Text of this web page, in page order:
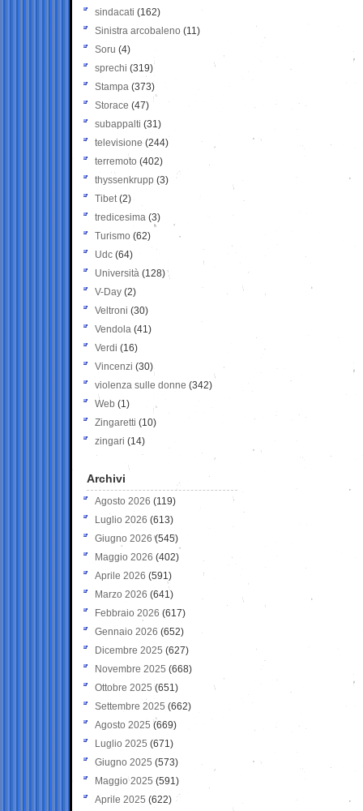
sindacati (162)
Sinistra arcobaleno (11)
Soru (4)
sprechi (319)
Stampa (373)
Storace (47)
subappalti (31)
televisione(244)
terremoto (402)
thyssenkrupp (3)
Tibet(2)
tredicesima (3)
Turismo (62)
Udc (64)
Università (128)
V-Day (2)
Veltroni (30)
Vendola (41)
Verdi (16)
Vincenzi (30)
violenza sulle donne (342)
Web (1)
Zingaretti (10)
zingari (14)
Archivi
Agosto 2026 (119)
Luglio 2026 (613)
Giugno 2026 (545)
Maggio 2026 (402)
Aprile 2026 (591)
Marzo 2026 (641)
Febbraio 2026 (617)
Gennaio 2026 (652)
Dicembre 2025 (627)
Novembre 2025 (668)
Ottobre 2025 (651)
Settembre 2025 (662)
Agosto 2025 (669)
Luglio 2025 (671)
Giugno 2025 (573)
Maggio 2025 (591)
Aprile 2025 (622)